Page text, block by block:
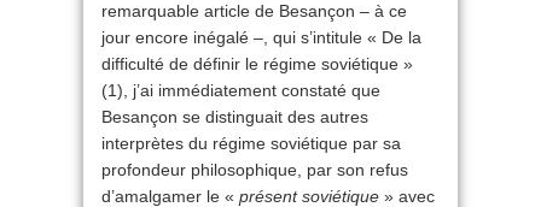
remarquable article de Besançon – à ce
jour encore inégalé –, qui s’intitule « De la
difficulté de définir le régime soviétique »
(1), j’ai immédiatement constaté que
Besançon se distinguait des autres
interprètes du régime soviétique par sa
profondeur philosophique, par son refus
d’amalgamer le « présent soviétique » avec